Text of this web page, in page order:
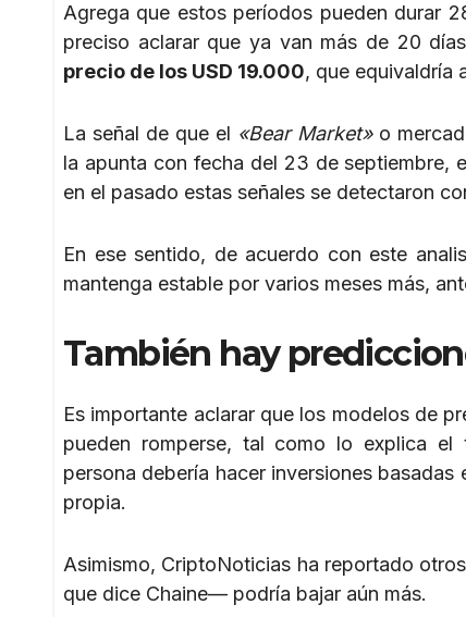
Agrega que estos períodos pueden durar
preciso aclarar que ya van más de 20
precio de los USD 19.000, que equivaldría
La señal de que el «Bear Market»o
la apunta con fecha del 23 de septiembre,
en el pasado estas señales se detectaron
En ese sentido, de acuerdo con este
mantenga estable por varios meses más,
También hay
Es importante aclarar que los modelos de
pueden romperse, tal como lo explica el
persona debería hacer inversiones
propia.
Asimismo, CriptoNoticias ha reportado
que dice Chaine— podría bajar aún más.